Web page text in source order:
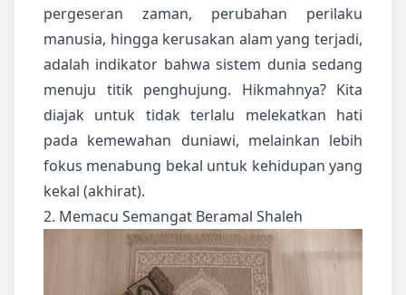
pergeseran zaman, perubahan perilaku
manusia, hingga kerusakan alam yang terjadi,
adalah indikator bahwa sistem dunia sedang
menuju titik penghujung. Hikmahnya? Kita
diajak untuk tidak terlalu melekatkan hati
pada kemewahan duniawi, melainkan lebih
fokus menabung bekal untuk kehidupan yang
kekal (akhirat).
2. Memacu Semangat Beramal Shaleh